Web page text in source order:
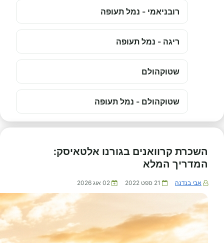
רובניאמי - נמל תעופה
ריגה - נמל תעופה
שטוקהולם
שטוקהולם - נמל תעופה
השכרת קרוואנים בגורנו אלטאיסק:
המדריך המלא
אבי בנדנה 21 ספט 2022 02 אוג 2026